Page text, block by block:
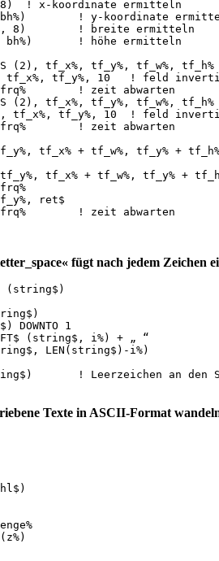
fügt nach jedem
(string$)
Texte in ASCII-Format